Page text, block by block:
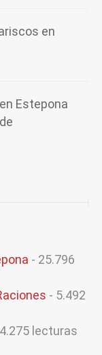
en
Estepona
- 25.796
- 5.492
lecturas